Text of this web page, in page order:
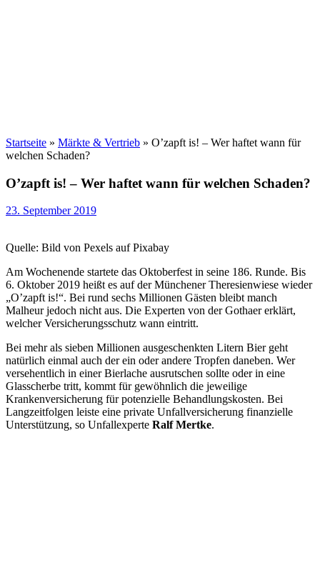
Startseite » Märkte & Vertrieb » O’zapft is! – Wer haftet wann für
welchen Schaden?
O’zapft is! – Wer haftet wann für welchen Schaden?
23. September 2019
Quelle: Bild von Pexels auf Pixabay
Am Wochenende startete das Oktoberfest in seine 186. Runde. Bis
6. Oktober 2019 heißt es auf der Münchener Theresienwiese wieder
„O’zapft is!“. Bei rund sechs Millionen Gästen bleibt manch
Malheur jedoch nicht aus. Die Experten von der Gothaer erklärt,
welcher Versicherungsschutz wann eintritt.
Bei mehr als sieben Millionen ausgeschenkten Litern Bier geht
natürlich einmal auch der ein oder andere Tropfen daneben. Wer
versehentlich in einer Bierlache ausrutschen sollte oder in eine
Glasscherbe tritt, kommt für gewöhnlich die jeweilige
Krankenversicherung für potenzielle Behandlungskosten. Bei
Langzeitfolgen leiste eine private Unfallversicherung finanzielle
Unterstützung, so Unfallexperte Ralf Mertke.